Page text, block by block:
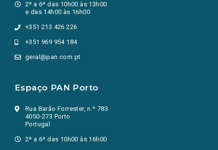
2ª a 6ª das 10h00 às 13h00
e das 14h00 às 16h00
+351 213 426 226
+351 969 954 184
geral@pan.com.pt
Espaço PAN Porto
Rua Barão Forrester, n.º 783
4050-273 Porto
Portugal
2ª a 6ª das 10h00 às 16h00